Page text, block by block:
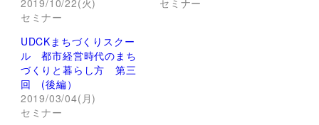
(
新
し
い
ウ
ィ
ン
ド
ウ
で
開
き
ま
リ
て
く
だ
さ
い
(
新
セミナー
UDCKまちづくりスクー
ル 都市経営時代のまち
づくりと暮らし方 第三
回 (後編）
2019/03/04(月)
セミナー